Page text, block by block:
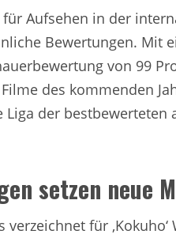
für Aufsehen in der
Bewertungen. Mit
von 99
des kommenden
der bestbewerteten
setzen neue
für